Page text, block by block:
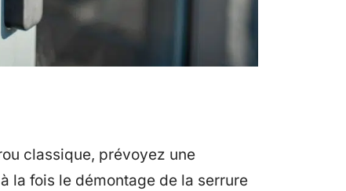
classique, prévoyez une
la fois le démontage de la serrure